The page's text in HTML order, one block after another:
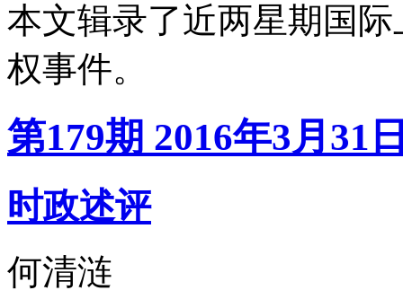
本文辑录了近两星期国
权事件。
第179期 2016年3月31
时政述评
何清涟